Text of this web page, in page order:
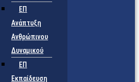
ΕΠ
Ανάπτυξη
Ανθρώπινου
Δυναμικού
ΕΠ
Εκπαίδευση